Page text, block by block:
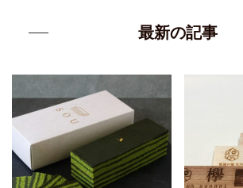
最新の記事